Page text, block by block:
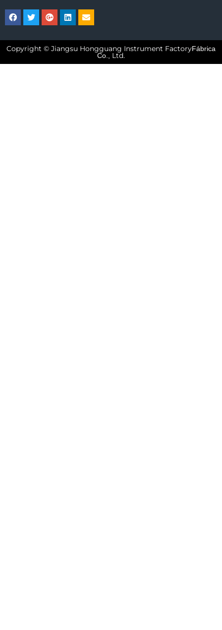
Copyright © Jiangsu Hongguang Instrument FactoryFábrica
Co.,
Ltd.